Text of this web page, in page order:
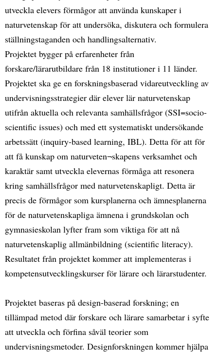
utveckla elevers förmågor att använda kunskaper i
naturvetenskap för att undersöka, diskutera och formulera
ställningstaganden och handlingsalternativ.
Projektet bygger på erfarenheter från
forskare/lärarutbildare från 18 institutioner i 11 länder.
Projektet ska ge en forskningsbaserad vidareutveckling av
undervisningsstrategier där elever lär naturvetenskap
utifrån aktuella och relevanta samhällsfrågor (SSI=socio-
scientific issues) och med ett systematiskt undersökande
arbetssätt (inquiry-based learning, IBL). Detta för att för
att få kunskap om naturveten¬skapens verksamhet och
karaktär samt utveckla elevernas förmåga att resonera
kring samhällsfrågor med naturvetenskapligt. Detta är
precis de förmågor som kursplanerna och ämnesplanerna
för de naturvetenskapliga ämnena i grundskolan och
gymnasieskolan lyfter fram som viktiga för att nå
naturvetenskaplig allmänbildning (scientific literacy).
Resultatet från projektet kommer att implementeras i
kompetensutvecklingskurser för lärare och lärarstudenter.
Projektet baseras på design-baserad forskning; en
tillämpad metod där forskare och lärare samarbetar i syfte
att utveckla och förfina såväl teorier som
undervisningsmetoder. Designforskningen kommer hjälpa